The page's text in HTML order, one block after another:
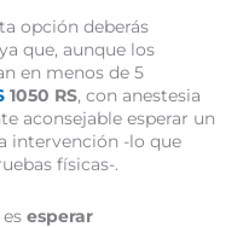
opción deberás
que, aunque los
en menos de 5
1050 RS, con anestesia
aconsejable esperar un
intervención -lo que
físicas-.
esperar